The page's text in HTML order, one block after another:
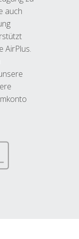
auch
AirPlus.